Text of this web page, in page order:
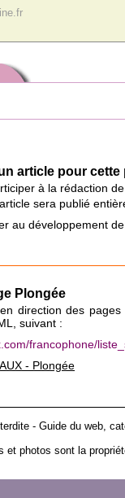
article pour cette
à la rédaction
sera publié
au développement
Plongée
direction des
suivant :
francophone/
- Plongée
- Guide du web,
et photos sont la